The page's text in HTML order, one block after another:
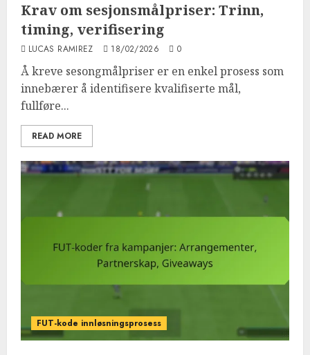
Krav om sesjonsmålpriser: Trinn,
timing, verifisering
LUCAS RAMIREZ 18/02/2026 0
Å kreve sesongmålpriser er en enkel prosess som
innebærer å identifisere kvalifiserte mål,
fullføre...
READ MORE
FUT-kode innløsningsprosess